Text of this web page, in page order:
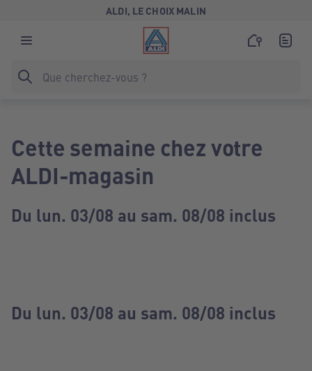
ALDI, LE CHOIX MALIN
Cette semaine chez votre
ALDI-magasin
Du lun. 03/08 au sam. 08/08 inclus
Du lun. 03/08 au sam. 08/08 inclus